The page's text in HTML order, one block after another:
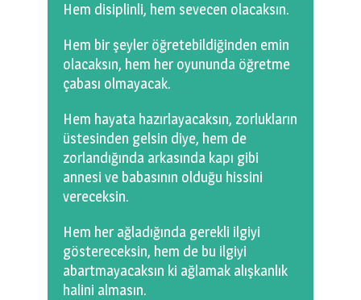
Hem disiplinli, hem sevecen olacaksın.
Hem bir şeyler öğretebildiğinden emin
olacaksın, hem her oyununda öğretme
çabası olmayacak.
Hem hayata hazırlayacaksın, zorlukların
üstesinden gelsin diye, hem de
zorlandığında arkasında kapı gibi
annesi ve babasının olduğu hissini
vereceksin.
Hem her ağladığında gerekli ilgiyi
göstereceksin, hem de bu ilgiyi
abartmayacaksın ki ağlamak alışkanlık
halini almasın.